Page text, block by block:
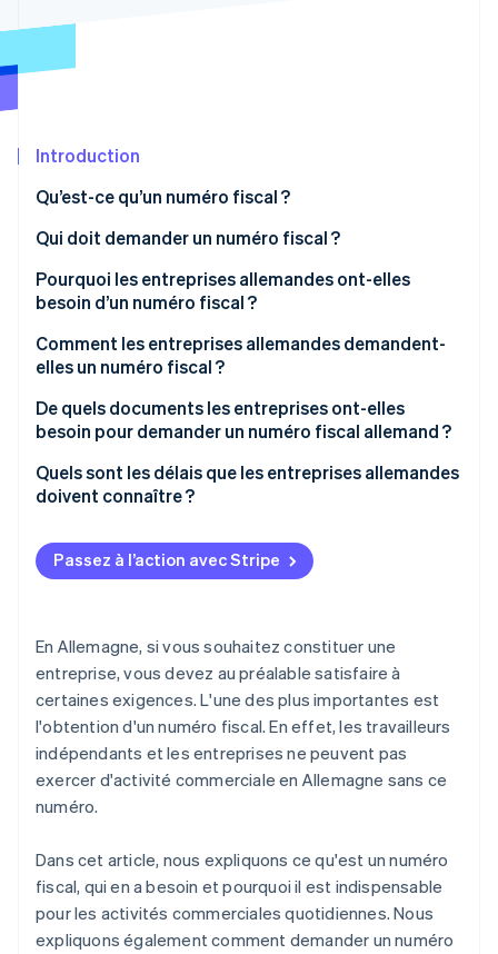
Prévention de la fraude
Climate
Vérification de l'identité
Stripe Sessions 2026
Regarder la vidéo
Introduction
Qu’est-ce qu’un numéro fiscal ?
Numéro fiscal et numéro d’identification fiscale
Qui doit demander un numéro fiscal ?
Pourquoi les entreprises allemandes ont-elles
besoin d’un numéro fiscal ?
Comment les entreprises allemandes demandent-
elles un numéro fiscal ?
Obtenir ou demander le questionnaire
Demander un numéro fiscal : étape par étape
De quels documents les entreprises ont-elles
besoin pour demander un numéro fiscal allemand ?
Quels sont les délais que les entreprises allemandes
doivent connaître ?
Passez à l’action avec Stripe
En Allemagne, si vous souhaitez constituer une
entreprise, vous devez au préalable satisfaire à
certaines exigences. L'une des plus importantes est
l'obtention d'un numéro fiscal. En effet, les travailleurs
indépendants et les entreprises ne peuvent pas
exercer d'activité commerciale en Allemagne sans ce
numéro.
Dans cet article, nous expliquons ce qu'est un numéro
fiscal, qui en a besoin et pourquoi il est indispensable
pour les activités commerciales quotidiennes. Nous
expliquons également comment demander un numéro